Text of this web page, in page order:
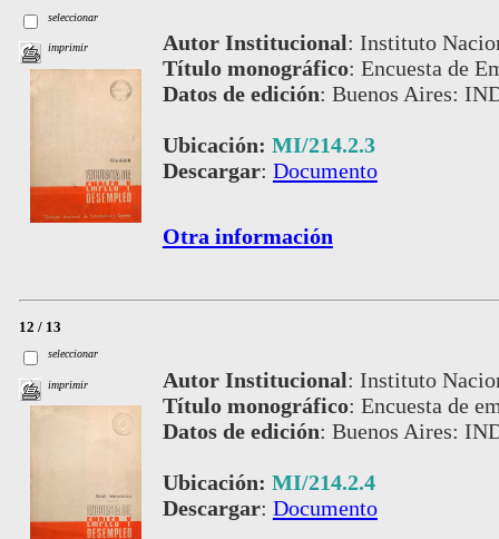
seleccionar
imprimir Autor Institucional: Instituto
Título monográfico: Encuesta de
Datos de edición: Buenos Aires:
Ubicación: MI/214.2.3
Descargar: Documento
Otra información
12 / 13
seleccionar
imprimir Autor Institucional: Instituto
Título monográfico: Encuesta de
Datos de edición: Buenos Aires:
Ubicación: MI/214.2.4
Descargar: Documento